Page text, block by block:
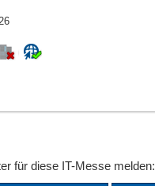
für diese IT-Messe melden: